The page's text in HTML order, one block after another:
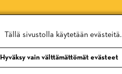
Tällä sivustolla käytetään evästeitä.
Hyväksy vain välttämättömät evästeet